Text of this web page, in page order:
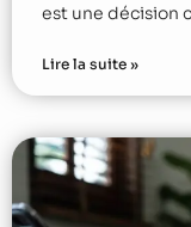
est une décision
Lire la suite »